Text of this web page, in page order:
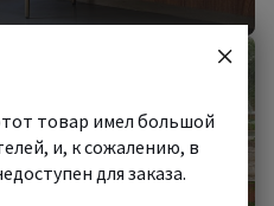
товар имел большой
и, к сожалению, в
для заказа.